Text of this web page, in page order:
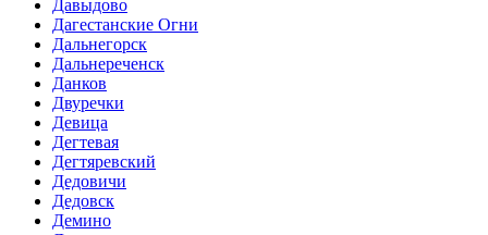
Давыдово
Дагестанские Огни
Дальнегорск
Дальнереченск
Данков
Двуречки
Девица
Дегтевая
Дегтяревский
Дедовичи
Дедовск
Демино